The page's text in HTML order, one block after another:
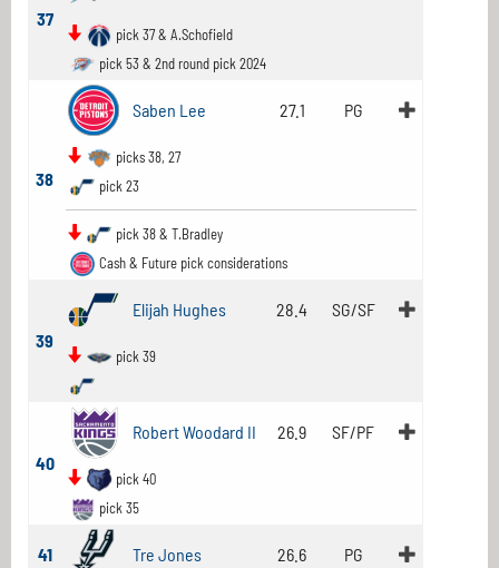
37
pick 37 & A.Schofield
pick 53 & 2nd round pick 2024
38
Saben Lee 27.1 PG
picks 38, 27
pick 23
pick 38 & T.Bradley
Cash & Future pick considerations
39
Elijah Hughes 28.4 SG/SF
pick 39
40
Robert Woodard II 26.9 SF/PF
pick 40
pick 35
41 Tre Jones 26.6 PG